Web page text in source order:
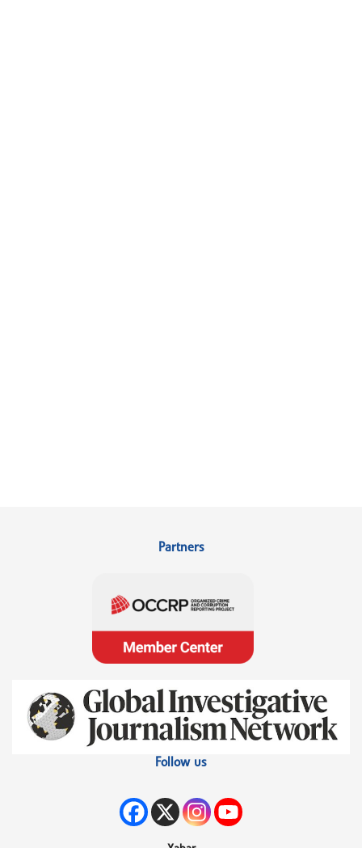
Partners
Follow us